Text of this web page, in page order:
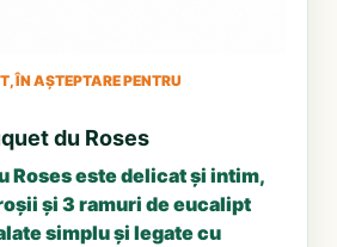
ÎN AȘTEPTARE PENTRU
du Roses
Roses este delicat și intim,
și 3 ramuri de eucalipt
simplu și legate cu